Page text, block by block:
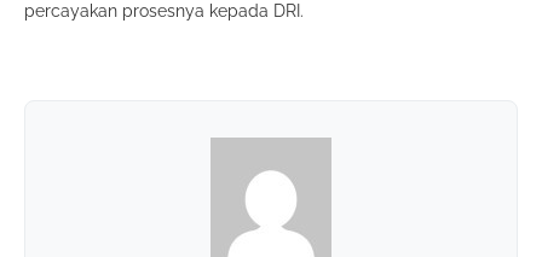
percayakan prosesnya kepada DRI.